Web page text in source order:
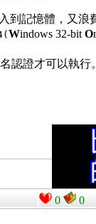
到記憶體，又浪
Windows 32-bit O
認證才可以執行
0 0